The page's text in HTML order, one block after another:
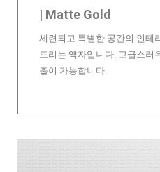
| Matte Gold
세련되고 특별한 공간의 인테
드리는 액자입니다. 고급스러
출이 가능합니다.